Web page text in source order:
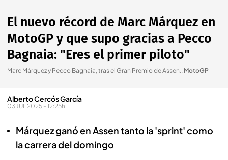
El nuevo récord de Marc Márquez en
MotoGP y que supo gracias a Pecco
Bagnaia: "Eres el primer piloto"
Marc Márquez y Pecco Bagnaia, tras el Gran Premio de Assen.. MotoGP
Alberto Cercós García
03 JUL 2025 - 12:25h.
Márquez ganó en Assen tanto la 'sprint' como
la carrera del domingo